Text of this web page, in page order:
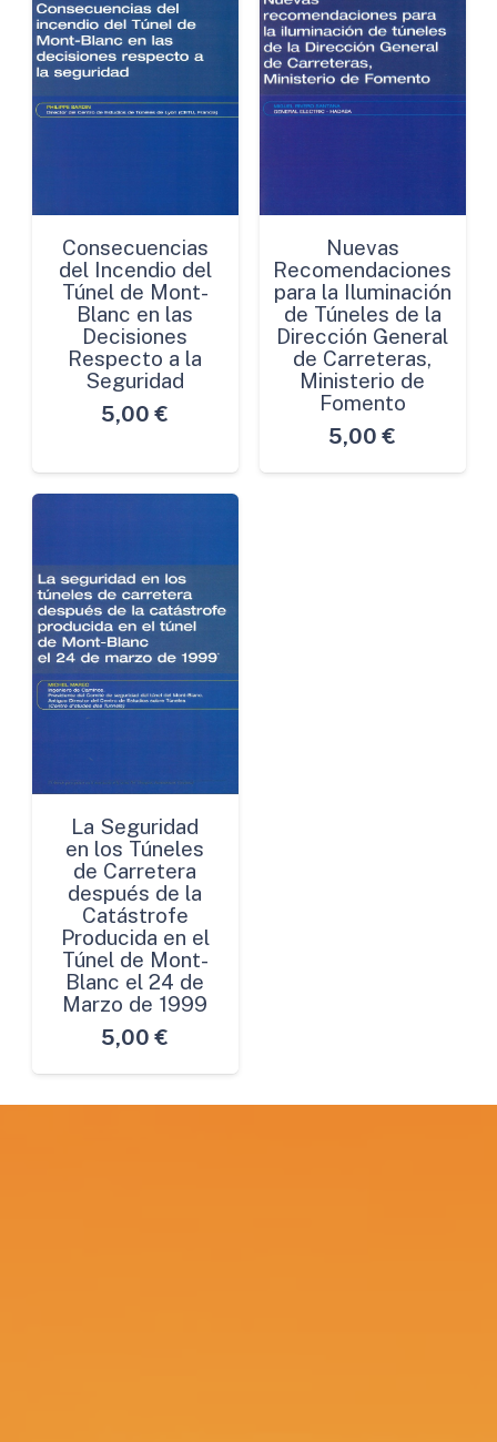
Consecuencias
del Incendio del
Túnel de Mont-
Blanc en las
Decisiones
Respecto a la
Seguridad
5,00 €
Nuevas
Recomendaciones
para la Iluminación
de Túneles de la
Dirección General
de Carreteras,
Ministerio de
Fomento
5,00 €
La Seguridad
en los Túneles
de Carretera
después de la
Catástrofe
Producida en el
Túnel de Mont-
Blanc el 24 de
Marzo de 1999
5,00 €